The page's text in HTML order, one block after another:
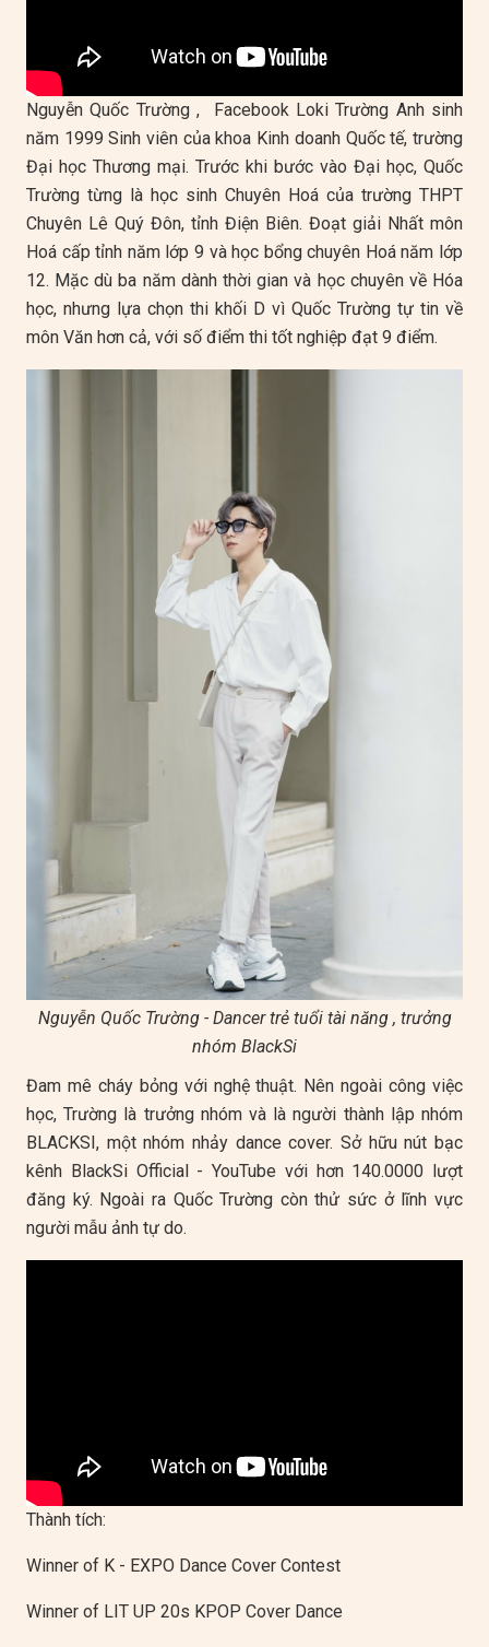
Nguyễn Quốc Trường , Facebook Loki Trường Anh sinh
năm 1999 Sinh viên của khoa Kinh doanh Quốc tế, trường
Đại học Thương mại. Trước khi bước vào Đại học, Quốc
Trường từng là học sinh Chuyên Hoá của trường THPT
Chuyên Lê Quý Đôn, tỉnh Điện Biên. Đoạt giải Nhất môn
Hoá cấp tỉnh năm lớp 9 và học bổng chuyên Hoá năm lớp
12. Mặc dù ba năm dành thời gian và học chuyên về Hóa
học, nhưng lựa chọn thi khối D vì Quốc Trường tự tin về
môn Văn hơn cả, với số điểm thi tốt nghiệp đạt 9 điểm.
Nguyễn Quốc Trường - Dancer trẻ tuổi tài năng , trưởng
nhóm BlackSi
Đam mê cháy bỏng với nghệ thuật. Nên ngoài công việc
học, Trường là trưởng nhóm và là người thành lập nhóm
BLACKSI, một nhóm nhảy dance cover. Sở hữu nút bạc
kênh BlackSi Official - YouTube với hơn 140.0000 lượt
đăng ký. Ngoài ra Quốc Trường còn thử sức ở lĩnh vực
người mẫu ảnh tự do.
Thành tích:
Winner of K - EXPO Dance Cover Contest
Winner of LIT UP 20s KPOP Cover Dance